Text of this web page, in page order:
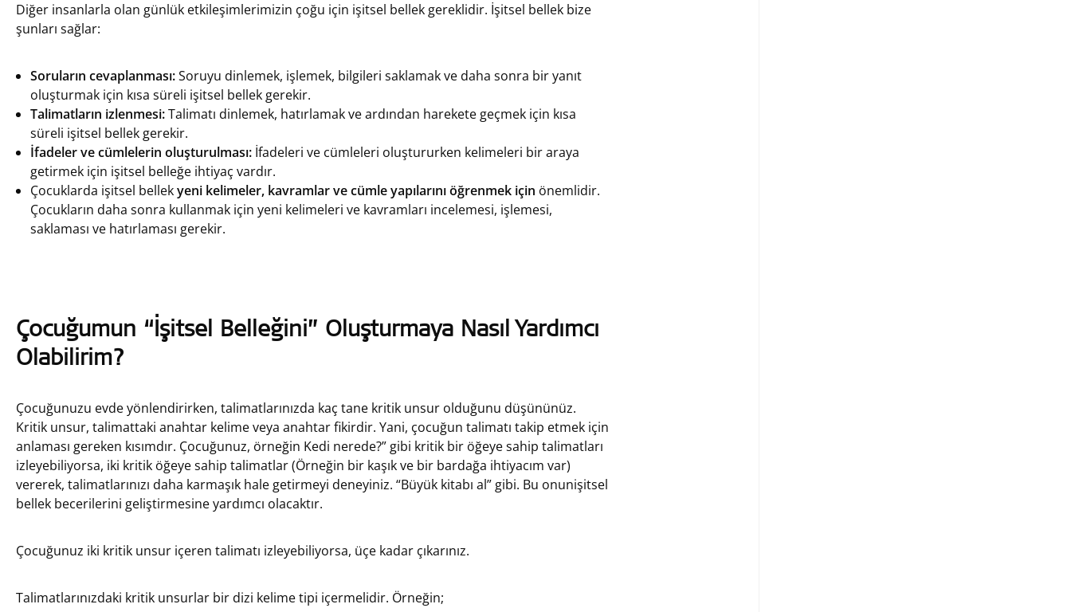
Diğer insanlarla olan günlük etkileşimlerimizin çoğu için işitsel bellek gereklidir. İşitsel bellek bize
şunları sağlar:
Soruların cevaplanması:Soruyu dinlemek, işlemek, bilgileri saklamak ve daha sonra bir yanıt
oluşturmak için kısa süreli işitsel bellek gerekir.
Talimatların izlenmesi:Talimatı dinlemek, hatırlamak ve ardından harekete geçmek için kısa
süreli işitsel bellek gerekir.
İfadeler ve cümlelerin oluşturulması: İfadeleri ve cümleleri oluştururken kelimeleri bir araya
getirmek için işitsel belleğe ihtiyaç vardır.
Çocuklarda işitsel bellekyeni kelimeler, kavramlar ve cümle yapılarını öğrenmek için önemlidir.
Çocukların daha sonra kullanmak için yeni kelimeleri ve kavramları incelemesi, işlemesi,
saklaması ve hatırlaması gerekir.
Çocuğumun “İşitsel Belleğini” Oluşturmaya Nasıl Yardımcı
Olabilirim?
Çocuğunuzu evde yönlendirirken, talimatlarınızda kaç tane kritik unsur olduğunu düşününüz.
Kritik unsur, talimattaki anahtar kelime veya anahtar fikirdir. Yani, çocuğun talimatı takip etmek için
anlaması gereken kısımdır. Çocuğunuz, örneğin Kedi nerede?” gibi kritik bir öğeye sahip talimatları
izleyebiliyorsa, iki kritik öğeye sahip talimatlar (Örneğin bir kaşıkve bir bardağa ihtiyacım var)
vererek, talimatlarınızı daha karmaşık hale getirmeyi deneyiniz. “Büyük kitabı al” gibi. Bu onunişitsel
bellek becerilerini geliştirmesine yardımcı olacaktır.
Çocuğunuz iki kritik unsur içeren talimatı izleyebiliyorsa, üçe kadar çıkarınız.
Talimatlarınızdaki kritik unsurlar bir dizi kelime tipi içermelidir. Örneğin;